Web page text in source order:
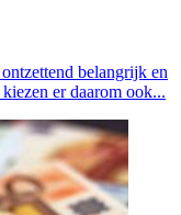
belangrijk en
er daarom ook...